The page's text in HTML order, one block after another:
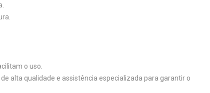
o uso.
alta qualidade e assistência especializada para garantir o